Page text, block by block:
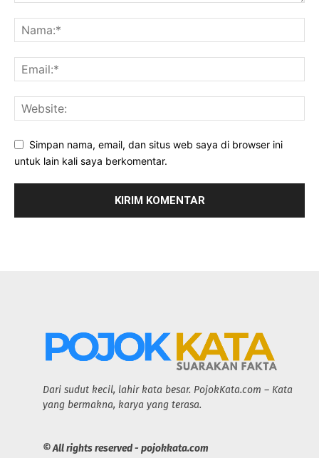
Simpan nama, email, dan situs web saya di browser ini
untuk lain kali saya berkomentar.
Dari sudut kecil, lahir kata besar. PojokKata.com – Kata
yang bermakna, karya yang terasa.
© All rights reserved - pojokkata.com